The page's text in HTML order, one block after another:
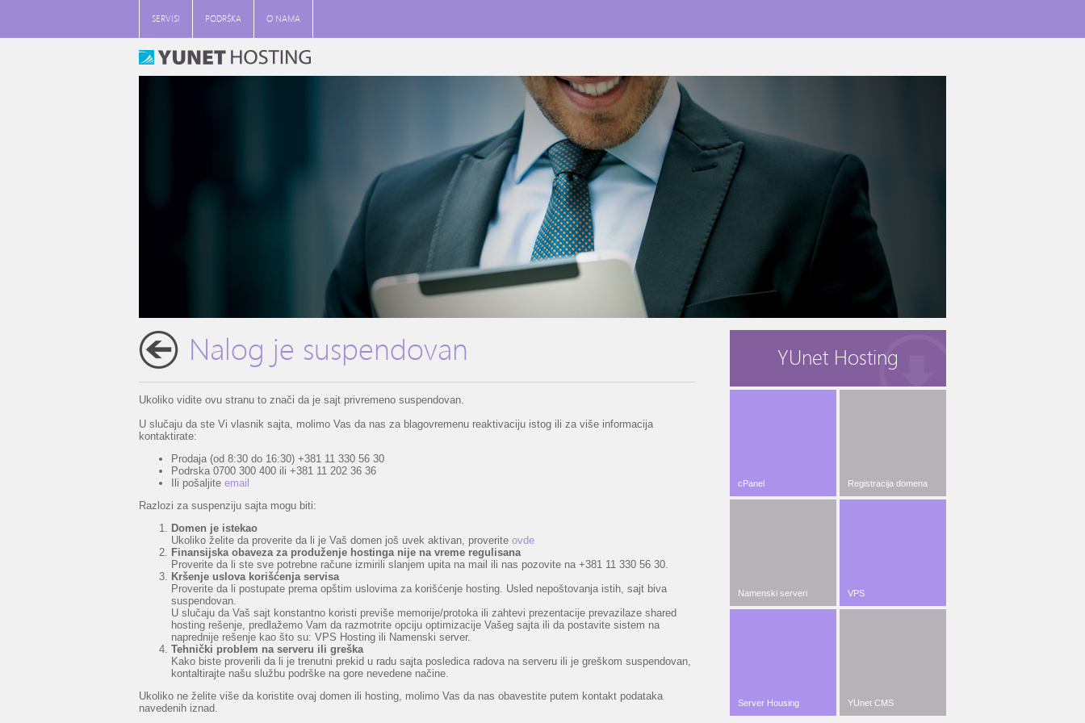
SERVISI PODRŠKA O NAMA
Nalog je suspendovan
Ukoliko vidite ovu stranu to znači da je sajt privremeno suspendovan.
U slučaju da ste Vi vlasnik sajta, molimo Vas da nas za blagovremenu reaktivaciju istog ili za više informacija
kontaktirate:
Prodaja (od 8:30 do 16:30) +381 11 330 56 30
Podrska 0700 300 400 ili +381 11 202 36 36
Ili pošaljite email
Razlozi za suspenziju sajta mogu biti:
Domen je istekao
Ukoliko želite da proverite da li je Vaš domen još uvek aktivan, proverite ovde
Finansijska obaveza za produženje hostinga nije na vreme regulisana
Proverite da li ste sve potrebne račune izmirili slanjem upita na mail ili nas pozovite na +381 11 330 56 30.
Kršenje uslova korišćenja servisa
Proverite da li postupate prema opštim uslovima za korišćenje hosting. Usled nepoštovanja istih, sajt biva
suspendovan.
U slučaju da Vaš sajt konstantno koristi previše memorije/protoka ili zahtevi prezentacije prevazilaze shared
hosting rešenje, predlažemo Vam da razmotrite opciju optimizacije Vašeg sajta ili da postavite sistem na
naprednije rešenje kao što su: VPS Hosting ili Namenski server.
Tehnički problem na serveru ili greška
Kako biste proverili da li je trenutni prekid u radu sajta posledica radova na serveru ili je greškom suspendovan,
kontaltirajte našu službu podrške na gore nevedene načine.
Ukoliko ne želite više da koristite ovaj domen ili hosting, molimo Vas da nas obavestite putem kontakt podataka
navedenih iznad.
YUnet Hosting
cPanel Registracija domena
Namenski serveri VPS
Server Housing YUnet CMS